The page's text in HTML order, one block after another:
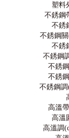
塑料
不銹鋼
不銹
不銹鋼
不銹
不銹鋼
不銹
不銹
不銹鋼
高溫
高溫
高溫調